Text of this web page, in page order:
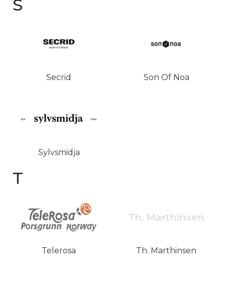
S
Secrid Son Of Noa
Sylvsmidja
T
Telerosa
Th. Marthinsen
Th. Marthinsen